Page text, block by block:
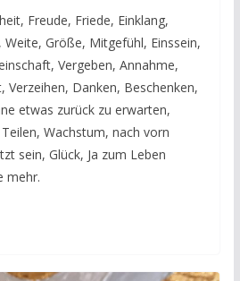
Freude, Friede, Einklang,
Größe, Mitgefühl, Einssein,
Vergeben, Annahme,
Verzeihen, Danken, Beschenken,
etwas zurück zu erwarten,
Wachstum, nach vorn
sein, Glück, Ja zum Leben
mehr.